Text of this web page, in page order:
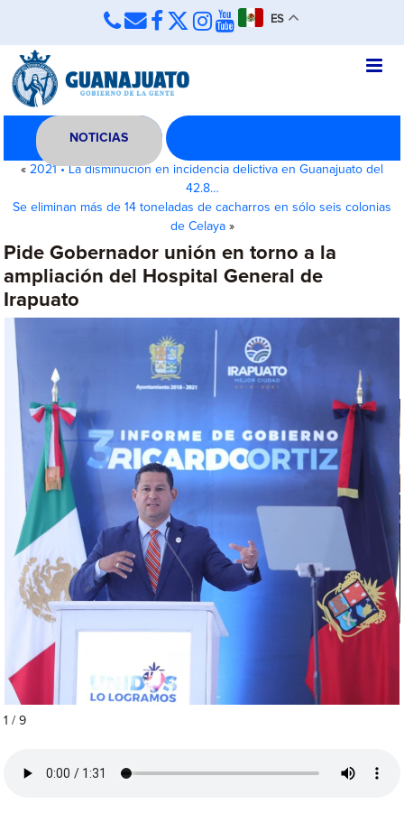
ES
NOTICIAS
« 2021 • La disminución en incidencia delictiva en Guanajuato del
42.8…
Se eliminan más de 14 toneladas de cacharros en sólo seis colonias
de Celaya»
Pide Gobernador unión en torno a la
ampliación del Hospital General de
Irapuato
1 / 9